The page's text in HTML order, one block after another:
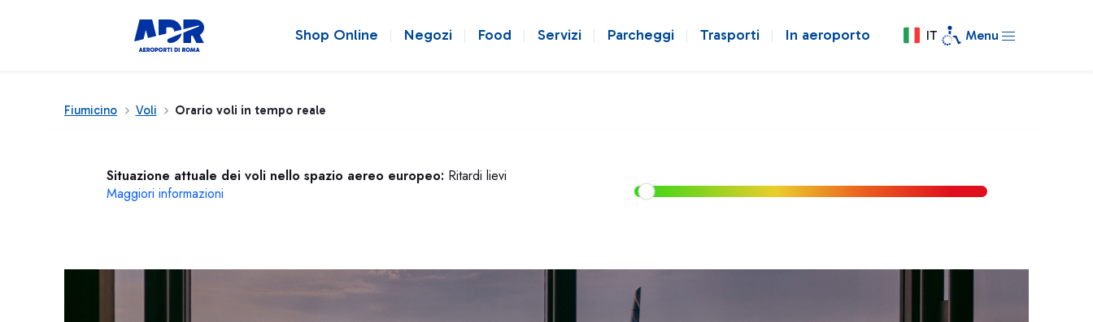
Shop Online Negozi Food Servizi Parcheggi Trasporti In aeroporto IT Menu
Fiumicino Voli Orario voli in tempo reale
Situazione attuale dei voli nello spazio aereo europeo: Ritardi lievi
Maggiori informazioni